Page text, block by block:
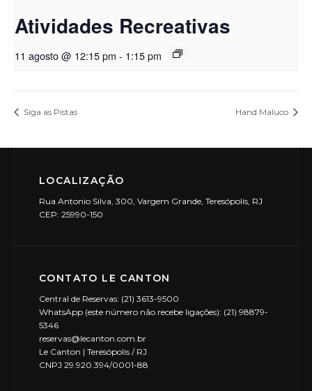
Atividades Recreativas
11 agosto @ 12:15 pm - 1:15 pm
Siga as Pistas Hand Maluco
LOCALIZAÇÃO
Rua Antonio Silva, 300, Vargem Grande, Teresópolis, RJ
CEP: 25990-150
CONTATO LE CANTON
Central de Reservas: (21) 3613-9500
WhatsApp (este número não recebe ligações): (21) 98879-
5346
reservas@lecanton.com.br
Le Canton | Teresópolis / RJ
CNPJ 29.920.394/0001-88